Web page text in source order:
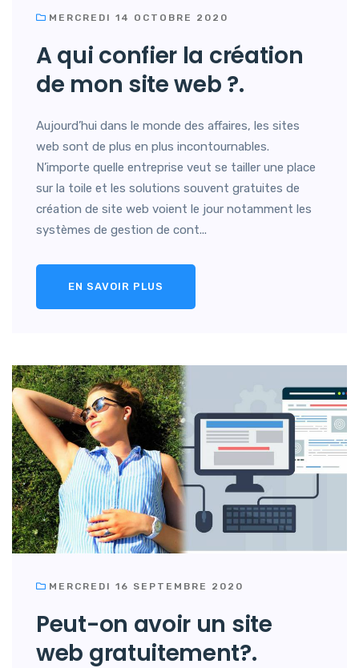
MERCREDI 14 OCTOBRE 2020
A qui confier la création
de mon site web ?.
Aujourd’hui dans le monde des affaires, les sites
web sont de plus en plus incontournables.
N’importe quelle entreprise veut se tailler une place
sur la toile et les solutions souvent gratuites de
création de site web voient le jour notamment les
systèmes de gestion de cont...
EN SAVOIR PLUS
MERCREDI 16 SEPTEMBRE 2020
Peut-on avoir un site
web gratuitement?.